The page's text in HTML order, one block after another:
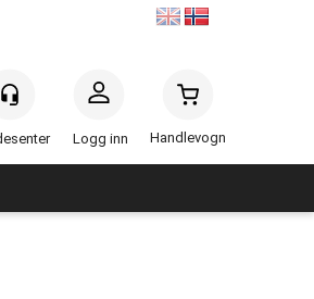
Logg inn Handlevogn